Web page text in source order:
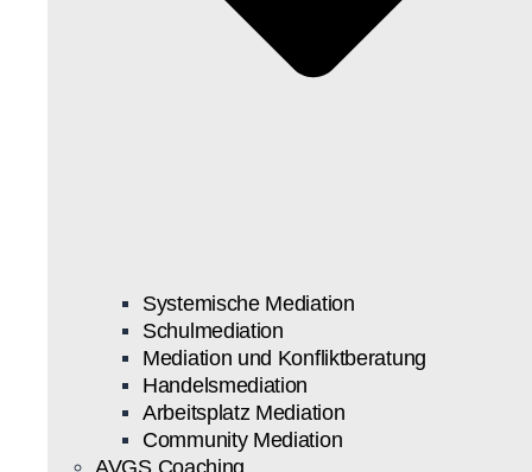
Systemische Mediation
Schulmediation
Mediation und Konfliktberatung
Handelsmediation
Arbeitsplatz Mediation
Community Mediation